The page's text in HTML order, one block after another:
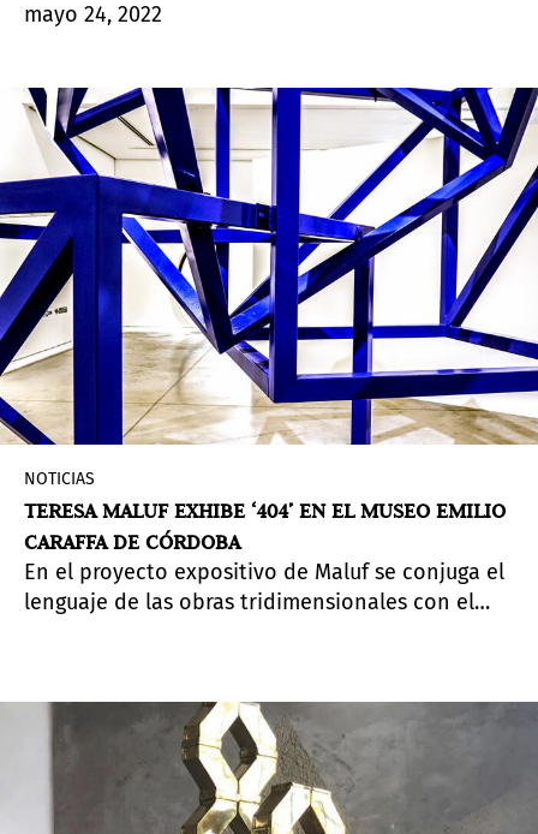
mayo 24, 2022
NOTICIAS
TERESA MALUF EXHIBE ‘404’ EN EL MUSEO EMILIO
CARAFFA DE CÓRDOBA
En el proyecto expositivo de Maluf se conjuga el
lenguaje de las obras tridimensionales con el
obras participan desde su inmanencia en un
diálogo con la circunstancia.